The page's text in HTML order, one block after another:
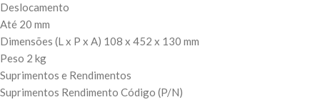
Deslocamento
Até 20 mm
Dimensões (L x P x A) 108 x 452 x 130 mm
Peso 2 kg
Suprimentos e Rendimentos
Suprimentos Rendimento Código (P/N)